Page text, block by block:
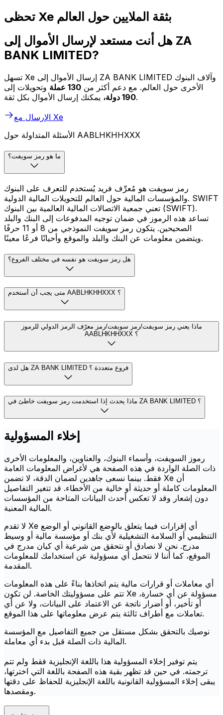
تحظى Xe بثقة الملايين حول العالم
هل أنت مستعد لإرسال الأموال إلى ZA
BANK LIMITED?
تسهل Xe إرسال الأموال إلى ZA BANK LIMITED وآلاف البنوك
الأخرى حول العالم. مع دعم أكثر من 130 عملة
وتحويلات إلى
190 دولة،يمكنك إرسال الأموال بكل ثقة.
الإرسال مع Xe
الأسئلة المتداولة حول AABLHKHHXXX
ما هو رمز سويفت؟
رمز سويفت هو مُعرِّف فريد يُستخدم للتعرف على البنوك
والمؤسسات المالية حول العالم للتحويلات المالية الدولية. SWIFT
تعني جمعية الاتصالات المالية العالمية بين البنوك (SWIFT).
تساعد هذه الرموز في ضمان توجيه المدفوعات إلى البنك والبلد
الصحيحين. يتكون رمز سويفت النموذجي من 8 أو 11 حرفًا
ويتضمن معلومات عن البنك والبلد والموقع وأحيانًا فرعًا معينًا.
هل رمز سويفت هو نفسه في مختلف الفروع؟
متى يجب أن أستخدم AABLHKHHXXX ؟
ماذا يعني رمز سويفت/رمز سويفت/رمز معرّف الرمز الدولي للرموز
AABLHKHHXXX ؟
هل لدى ZA BANK LIMITED فروع متعددة ؟
ماذا يحدث إذا استخدمت رمز سويفت خاطئ في ZA BANK LIMITED ؟
إخلاء المسؤولية
رموز السويفت، وأسماء البنوك، والعناوين، والمعلومات الأخرى
ذات الصلة الواردة في هذه الصفحة هي لأغراض المعلومات العامة
فقط. بينما نسعى جاهدين لضمان الدقة، لا تضمن Xe أن
المعلومات كاملة أو حديثة أو خالية من الأخطاء. قد تتغير التفاصيل
دون إشعار وقد لا تعكس أحدث البيانات المتاحة من المؤسسات
المالية المعنية.
لا تقدم Xe أي إقرارات فيما يتعلق بالوضع القانوني أو الوضع
التنظيمي أو السلامة التشغيلية لأي بنك أو مؤسسة مالية أو وسيط
مدرج. نحن لا نصادق أو نتحقق من شرعية أي كيان مدرج في
الموقع، كما أننا لا نتحمل أي مسؤولية عن استخدامك للمعلومات
المقدمة.
أي معاملات أو قرارات مالية يتم اتخاذها بناءً على هذه المعلومات
تتم على مسؤوليتك الخاصة. لن تكون Xe مسؤولة عن أي خسارة،
أو تأخير، أو أضرار ناتجة عن الاعتماد على البيانات، ولا عن أي
تعاملات مع أطراف ثالثة يتم عرض معلوماتها على هذا الموقع.
نوصيك بالتحقق بشكل مستقل من جميع التفاصيل مع المؤسسة
المالية ذات الصلة قبل بدء أي معاملة.
يتم توفير إخلاء المسؤولية هذا باللغة الإنجليزية فقط ولم تتم
ترجمته. في حين قد تظهر بقية هذه الصفحة باللغة التي اخترتها،
يبقى إخلاء المسؤولية القانونية باللغة الإنجليزية للحفاظ على دقتها
ومقصدها.